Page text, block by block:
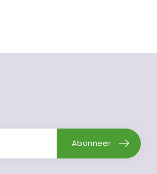
Abonneer